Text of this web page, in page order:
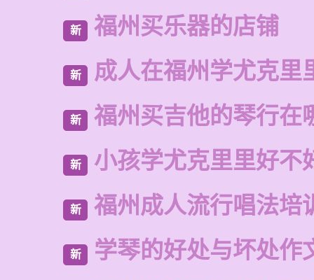
新 福州买乐器的店铺
新 成人在福州学尤克里
新 福州买吉他的琴行在
新 小孩学尤克里里好不
新 福州成人流行唱法培
新 学琴的好处与坏处作